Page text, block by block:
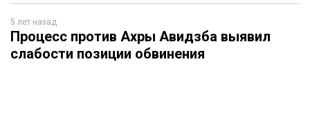
5 лет назад
Процесс против Ахры Авидзба выявил
слабости позиции обвинения